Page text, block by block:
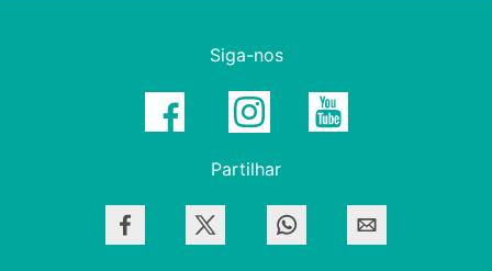
Siga-nos
Partilhar